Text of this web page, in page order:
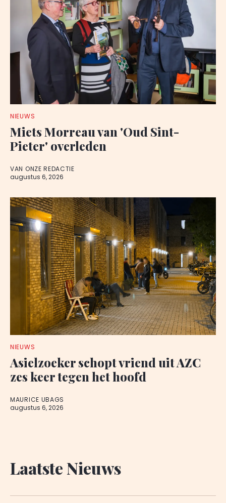
NIEUWS
Miets Morreau van 'Oud Sint-
Pieter' overleden
VAN ONZE REDACTIE
augustus 6, 2026
NIEUWS
Asielzoeker schopt vriend uit AZC
zes keer tegen het hoofd
MAURICE UBAGS
augustus 6, 2026
Laatste Nieuws